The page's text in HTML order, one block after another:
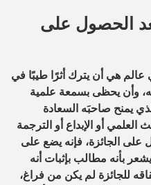
الحصول على
عالم هي أن يترك أثرًا طيبًا في
وأن يحظى بسمعة علمية
يمنح صاحبَه السعادة
أو الإبداع أو الترجمة
على الجائزة، فإنه يضع على
بأنه مطالب بإثبات أنه
للجائزة لم يكن من فراغ،